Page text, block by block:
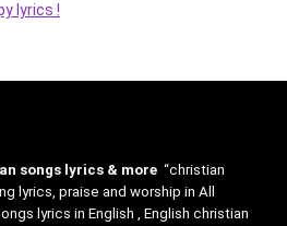
lyrics !
songs lyrics & more “christian
lyrics, praise and worship in All
lyrics in English , English christian